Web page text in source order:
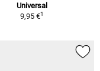
Universal
9,95 €1